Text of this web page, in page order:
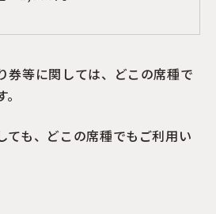
等に関しては、どこの席種で
も、どこの席種でもご利用い